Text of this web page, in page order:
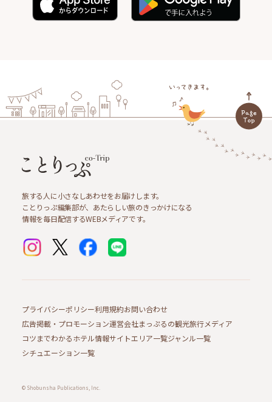
旅する人に小さなしあわせをお届けします。
ことりっぷ編集部が、あたらしい旅のきっかけになる
情報を毎日配信するWEBメディアです。
プライバシーポリシー利用規約お問い合わせ
広告掲載・プロモーション運営会社まっぷるの観光旅行メディア
コツまでわかるホテル情報サイトエリア一覧ジャンル一覧
シチュエーション一覧
© Shobunsha Publications, Inc.